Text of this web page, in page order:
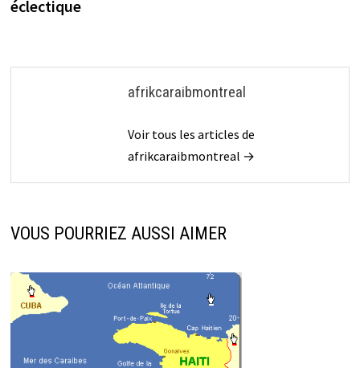
éclectique
afrikcaraibmontreal
Voir tous les articles de
afrikcaraibmontreal →
VOUS POURRIEZ AUSSI AIMER